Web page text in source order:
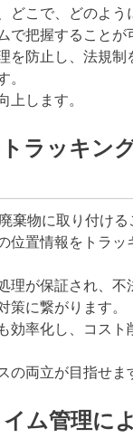
どこで、どのよう
で把握することが
を防止し、法規制
。
上します。
ラッキン
棄物に取り付ける
位置情報をトラッ
理が保証され、不
策に繋がります。
効率化し、コスト
の両立が目指せま
イム管理に